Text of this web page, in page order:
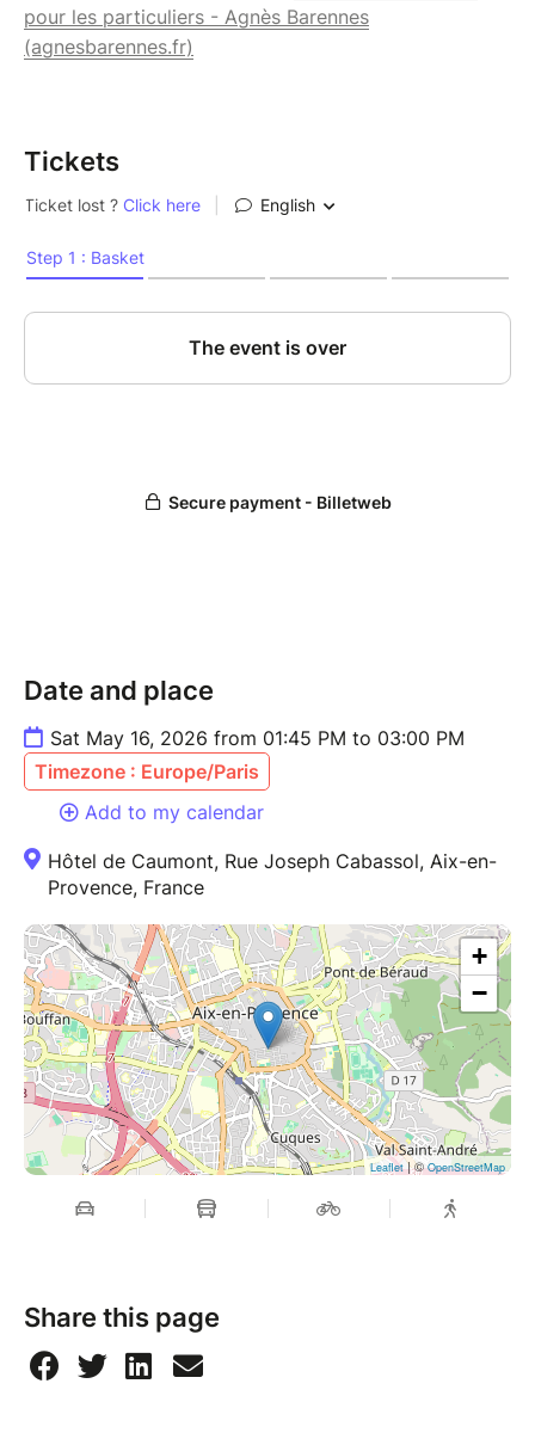
pour les particuliers - Agnès Barennes
(agnesbarennes.fr)
Tickets
Date and place
Sat May 16, 2026 from 01:45 PM to 03:00 PM
Timezone : Europe/Paris
Add to my calendar
Hôtel de Caumont, Rue Joseph Cabassol, Aix-en-
Provence, France
+
−
Leaflet| ©OpenStreetMap
Share this page